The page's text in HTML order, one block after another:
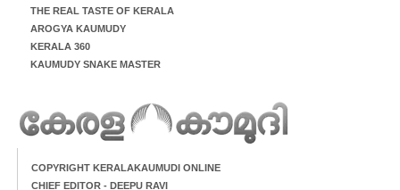
THE REAL TASTE OF KERALA
AROGYA KAUMUDY
KERALA 360
KAUMUDY SNAKE MASTER
COPYRIGHT KERALAKAUMUDI ONLINE
CHIEF EDITOR - DEEPU RAVI